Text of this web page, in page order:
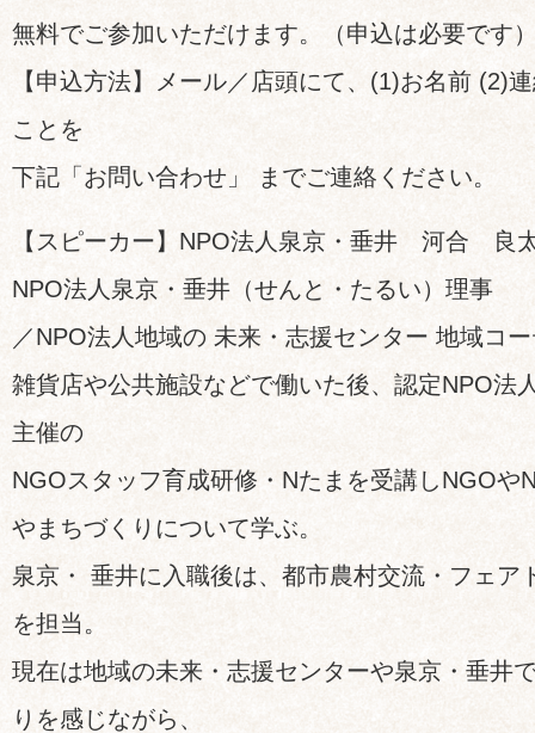
無料でご参加いただけます。（申込は必要です
【申込方法】メール／店頭にて、(1)お名前 (2)
ことを
下記「お問い合わせ」 までご連絡ください。
【スピーカー】NPO法人泉京・垂井 河合 良
NPO法人泉京・垂井（せんと・たるい）理事
／NPO法人地域の 未来・志援センター 地域コ
雑貨店や公共施設などで働いた後、認定NPO法
主催の
NGOスタッフ育成研修・Nたまを受講しNGOや
やまちづくりについて学ぶ。
泉京・ 垂井に入職後は、都市農村交流・フェア
を担当。
現在は地域の未来・志援センターや泉京・垂井
りを感じながら、